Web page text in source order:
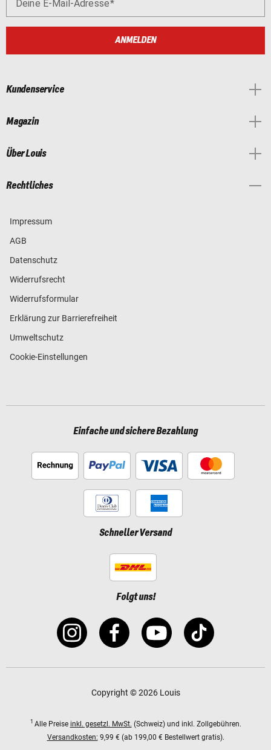
Deine E-Mail-Adresse
ANMELDEN
Kundenservice
Magazin
Über Louis
Rechtliches
Impressum
AGB
Datenschutz
Widerrufsrecht
Widerrufsformular
Erklärung zur Barrierefreiheit
Umweltschutz
Cookie-Einstellungen
Einfache und sichere Bezahlung
Schneller Versand
Folgt uns!
Copyright © 2026 Louis
1 Alle Preise inkl. gesetzl. MwSt. (Schweiz) und inkl. Zollgebühren.
Versandkosten: 9,99 € (ab 199,00 € Bestellwert gratis).